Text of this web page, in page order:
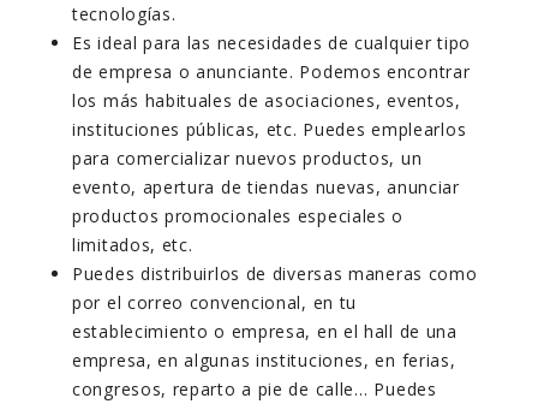
tecnologías.
Es ideal para las necesidades de cualquier tipo
de empresa o anunciante. Podemos encontrar
los más habituales de asociaciones, eventos,
instituciones públicas, etc. Puedes emplearlos
para comercializar nuevos productos, un
evento, apertura de tiendas nuevas, anunciar
productos promocionales especiales o
limitados, etc.
Puedes distribuirlos de diversas maneras como
por el correo convencional, en tu
establecimiento o empresa, en el hall de una
empresa, en algunas instituciones, en ferias,
congresos, reparto a pie de calle… Puedes